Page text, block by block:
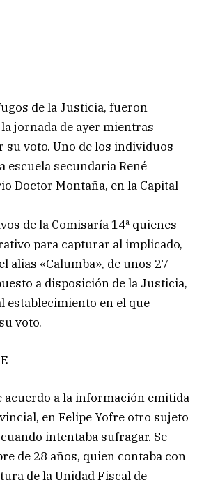
de la Justicia, fueron
jornada de ayer mientras
voto. Uno de los individuos
escuela secundaria René
Doctor Montaña, en la Capital
de la Comisaría 14ª quienes
para capturar al implicado,
alias «Calumba», de unos 27
a disposición de la Justicia,
establecimiento en el que
voto.
acuerdo a la información emitida
en Felipe Yofre otro sujeto
intentaba sufragar. Se
de 28 años, quien contaba con
de la Unidad Fiscal de